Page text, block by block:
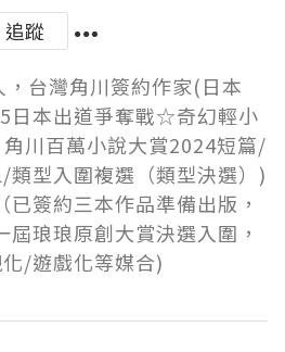
追蹤
台灣角川簽約作家(日本
日本出道爭奪戰☆奇幻輕小
川百萬小說大賞2024短篇/
型入圍複選（類型決選）)
簽約三本作品準備出版，
琅琅原創大賞決選入圍，
/遊戲化等媒合)